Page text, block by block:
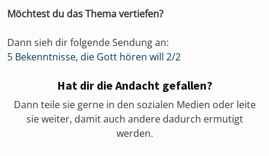
Möchtest du das Thema vertiefen?
Dann sieh dir folgende Sendung an:
5 Bekenntnisse, die Gott hören will 2/2
Hat dir die Andacht gefallen?
Dann teile sie gerne in den sozialen Medien oder leite
sie weiter, damit auch andere dadurch ermutigt
werden.